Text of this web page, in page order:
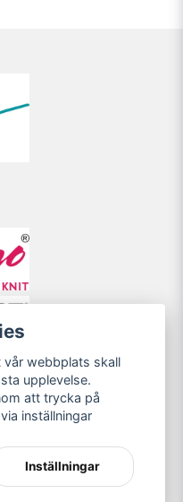
vår webbplats skall
upplevelse.
att trycka på
inställningar
Inställningar